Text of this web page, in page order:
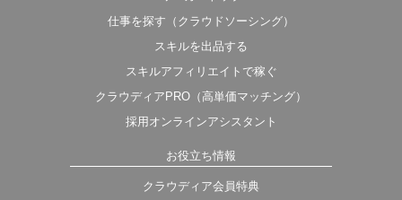
仕事を探す（クラウドソーシング）
スキルを出品する
スキルアフィリエイトで稼ぐ
クラウディアPRO（高単価マッチング）
採用オンラインアシスタント
お役立ち情報
クラウディア会員特典